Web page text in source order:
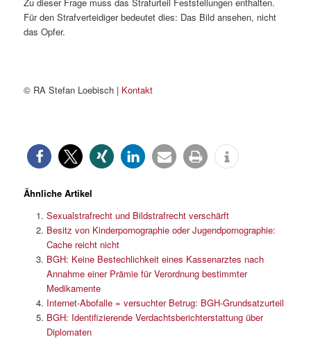
Für den Strafverteidiger bedeutet dies: Das Bild ansehen, nicht
das Opfer.
© RA Stefan Loebisch | Kontakt
Ähnliche Artikel
Sexualstrafrecht und Bildstrafrecht verschärft
Besitz von Kinderpornographie oder Jugendpornographie:
Cache reicht nicht
BGH: Keine Bestechlichkeit eines Kassenarztes nach
Annahme einer Prämie für Verordnung bestimmter
Medikamente
Internet-Abofalle = versuchter Betrug: BGH-Grundsatzurteil
BGH: Identifizierende Verdachtsberichterstattung über
Diplomaten